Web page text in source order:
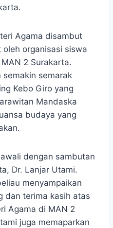
Agama disambut
organisasi siswa
2 Surakarta.
semakin semarak
Kebo Giro yang
Mandaska
budaya yang
dengan sambutan
Dr. Lanjar Utami.
menyampaikan
dan terima kasih atas
Agama di MAN 2
juga memaparkan